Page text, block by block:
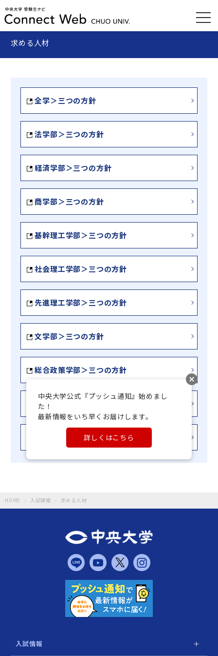
HOME 入試情報 求める人材
求める人材
全学＞三つの方針
法学部＞三つの方針
経済学部＞三つの方針
商学部＞三つの方針
基幹理工学部＞三つの方針
社会理工学部＞三つの方針
先進理工学部＞三つの方針
文学部＞三つの方針
総合政策学部＞三つの方針
国際経営学部＞三つの方針
国際情報学部＞三つの方針
入試情報
中央大学公式『プッシュ通知』始めまし
た！
最新情報をいち早くお届けします。
詳しくはこちら